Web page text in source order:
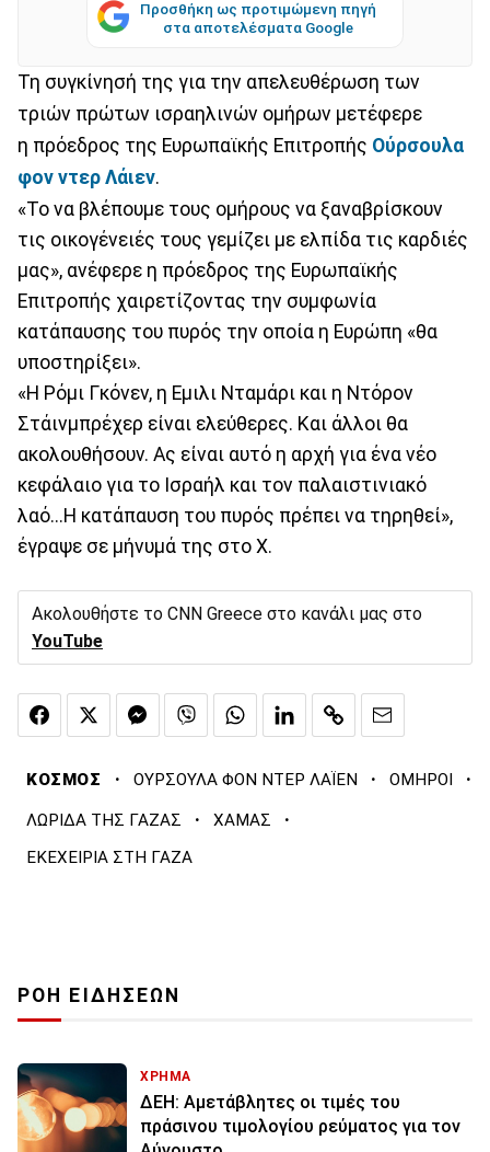
Προσθήκη ως προτιμώμενη πηγή
στα αποτελέσματα Google
Τη συγκίνησή της για την απελευθέρωση των
τριών πρώτων ισραηλινών ομήρων μετέφερε
η πρόεδρος της Ευρωπαϊκής Επιτροπής Ούρσουλα
φον ντερ Λάιεν.
«Το να βλέπουμε τους ομήρους να ξαναβρίσκουν
τις οικογένειές τους γεμίζει με ελπίδα τις καρδιές
μας», ανέφερε η πρόεδρος της Ευρωπαϊκής
Επιτροπής χαιρετίζοντας την συμφωνία
κατάπαυσης του πυρός την οποία η Ευρώπη «θα
υποστηρίξει».
«Η Ρόμι Γκόνεν, η Εμιλι Νταμάρι και η Ντόρον
Στάινμπρέχερ είναι ελεύθερες. Και άλλοι θα
ακολουθήσουν. Ας είναι αυτό η αρχή για ένα νέο
κεφάλαιο για το Ισραήλ και τον παλαιστινιακό
λαό...Η κατάπαυση του πυρός πρέπει να τηρηθεί»,
έγραψε σε μήνυμά της στο Χ.
Ακολουθήστε το CNN Greece στο κανάλι μας στο
YouTube
ΚΟΣΜΟΣ · ΟΥΡΣΟΥΛΑ ΦΟΝ ΝΤΕΡ ΛΑΪΕΝ · ΟΜΗΡΟΙ ·
ΛΩΡΙΔΑ ΤΗΣ ΓΑΖΑΣ · ΧΑΜΑΣ ·
ΕΚΕΧΕΙΡΙΑ ΣΤΗ ΓΑΖΑ
ΡΟΗ ΕΙΔΗΣΕΩΝ
ΧΡΗΜΑ
ΔΕΗ: Αμετάβλητες οι τιμές του
πράσινου τιμολογίου ρεύματος για τον